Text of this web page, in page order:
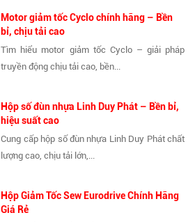
Motor giảm tốc Cyclo chính hãng – Bền
bỉ, chịu tải cao
Tìm hiểu motor giảm tốc Cyclo – giải pháp
truyền động chịu tải cao, bền...
Hộp số đùn nhựa Linh Duy Phát – Bền bỉ,
hiệu suất cao
Cung cấp hộp số đùn nhựa Linh Duy Phát chất
lượng cao, chịu tải lớn,...
Hộp Giảm Tốc Sew Eurodrive Chính Hãng
Giá Rẻ